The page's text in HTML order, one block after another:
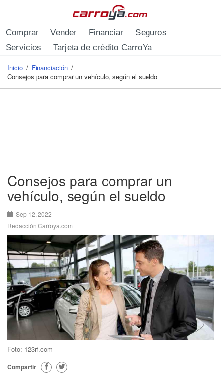
Comprar Vender Financiar
Seguros
Servicios
Tarjeta de crédito CarroYa
Se encuentra usted aquí
Inicio / Financiación /
Consejos para comprar un vehículo, según el sueldo
Consejos para comprar un
vehículo, según el sueldo
Sep 12, 2022
Redacción Carroya.com
Foto: 123rf.com
Compartir